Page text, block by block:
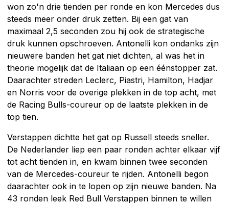
won zo'n drie tienden per ronde en kon Mercedes dus
steeds meer onder druk zetten. Bij een gat van
maximaal 2,5 seconden zou hij ook de strategische
druk kunnen opschroeven. Antonelli kon ondanks zijn
nieuwere banden het gat niet dichten, al was het in
theorie mogelijk dat de Italiaan op een éénstopper zat.
Daarachter streden Leclerc, Piastri, Hamilton, Hadjar
en Norris voor de overige plekken in de top acht, met
de Racing Bulls-coureur op de laatste plekken in de
top tien.
Verstappen dichtte het gat op Russell steeds sneller.
De Nederlander liep een paar ronden achter elkaar vijf
tot acht tienden in, en kwam binnen twee seconden
van de Mercedes-coureur te rijden. Antonelli begon
daarachter ook in te lopen op zijn nieuwe banden. Na
43 ronden leek Red Bull Verstappen binnen te willen